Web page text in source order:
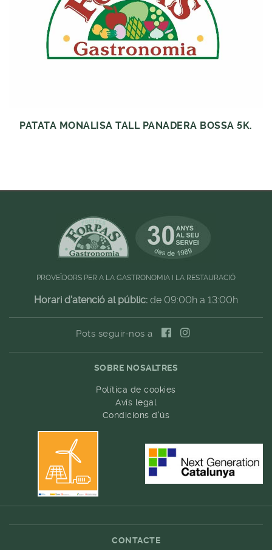
PATATA MONALISA TALL PANADERA BOSSA 5K.
PROVEÏDORS PER A LA GASTRONOMIA I LA RESTAURACIÓ
Horari d'atenció al públic: de 09:00h a 13:00h
Pots seguir-nos a
SOBRE NOSALTRES
Política de cookies
Avís legal
Condicions d'ús
CONTACTE